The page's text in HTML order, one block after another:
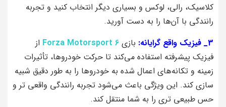
کلاسیک، رالی، لوکس و بسیاری دیگر انتخاب کنید و تجربه
رانندگی با آن‌ها را به دست آورید.
3_ فیزیک واقع‌ گرایانه:
بازی Forza Motorsport 6 از
فیزیک پیشرفته استفاده می‌کند تا حرکت خودروها، تأثیرات
زمینه و تکانه‌های اعمال شده به خودروها را به طور دقیق شبیه‌
سازی کند. این ویژگی باعث می‌شود تجربه رانندگی واقعی‌ تر و
حس طبیعی‌ تری را به شما منتقل کند.